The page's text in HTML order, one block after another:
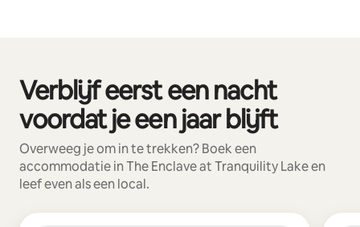
Verblijf eerst een nacht
voordat je een jaar blijft
Overweeg je om in te trekken? Boek een
accommodatie in The Enclave at Tranquility Lake en
leef even als een local.
0 van 0 items weergegeven